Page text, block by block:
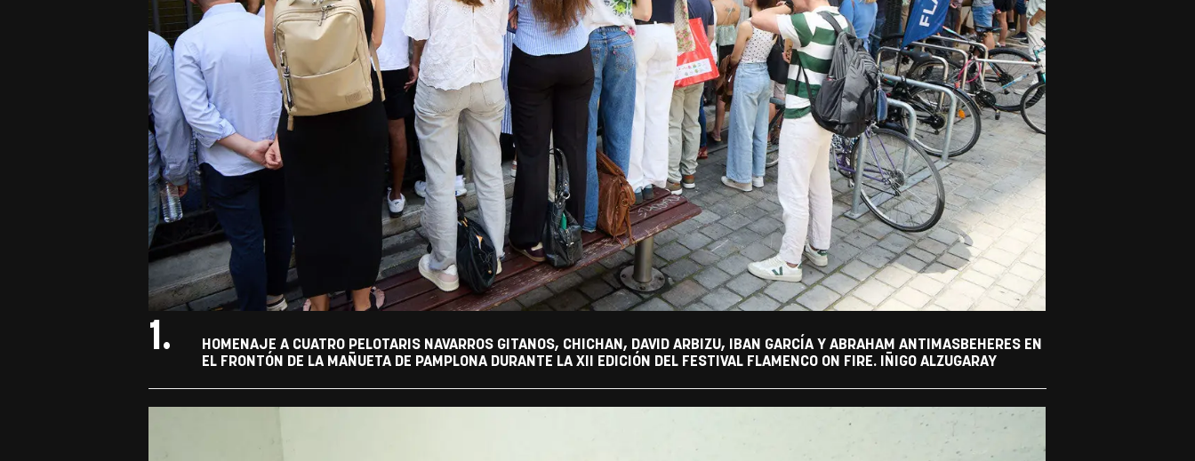
1.
HOMENAJE A CUATRO PELOTARIS NAVARROS GITANOS, CHICHAN, DAVID ARBIZU, IBAN GARCÍA Y ABRAHAM ANTIMASBEHERES EN
EL FRONTÓN DE LA MAÑUETA DE PAMPLONA DURANTE LA XII EDICIÓN DEL FESTIVAL FLAMENCO ON FIRE. IÑIGO ALZUGARAY